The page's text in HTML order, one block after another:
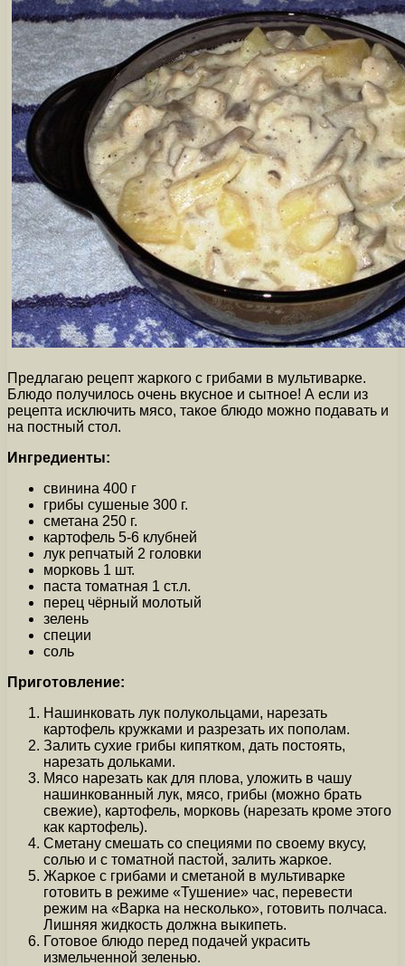
Предлагаю рецепт жаркого с грибами в мультиварке.
Блюдо получилось очень вкусное и сытное! А если из
рецепта исключить мясо, такое блюдо можно подавать и
на постный стол.
Ингредиенты:
свинина 400 г
грибы сушеные 300 г.
сметана 250 г.
картофель 5-6 клубней
лук репчатый 2 головки
морковь 1 шт.
паста томатная 1 ст.л.
перец чёрный молотый
зелень
специи
соль
Приготовление:
Нашинковать лук полукольцами, нарезать
картофель кружками и разрезать их пополам.
Залить сухие грибы кипятком, дать постоять,
нарезать дольками.
Мясо нарезать как для плова, уложить в чашу
нашинкованный лук, мясо, грибы (можно брать
свежие), картофель, морковь (нарезать кроме этого
как картофель).
Сметану смешать со специями по своему вкусу,
солью и с томатной пастой, залить жаркое.
Жаркое с грибами и сметаной в мультиварке
готовить в режиме «Тушение» час, перевести
режим на «Варка на несколько», готовить полчаса.
Лишняя жидкость должна выкипеть.
Готовое блюдо перед подачей украсить
измельченной зеленью.